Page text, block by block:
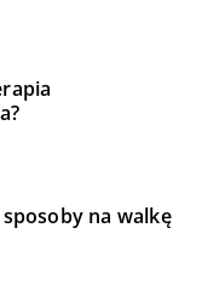
na walkę